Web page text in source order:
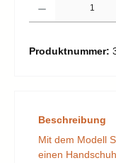
Produktnummer:
Beschreibung
Mit dem Modell
einen